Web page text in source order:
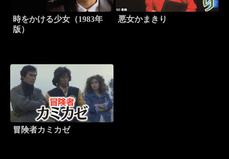
時をかける少女（1983年
版）
悪女かまきり
冒険者カミカゼ